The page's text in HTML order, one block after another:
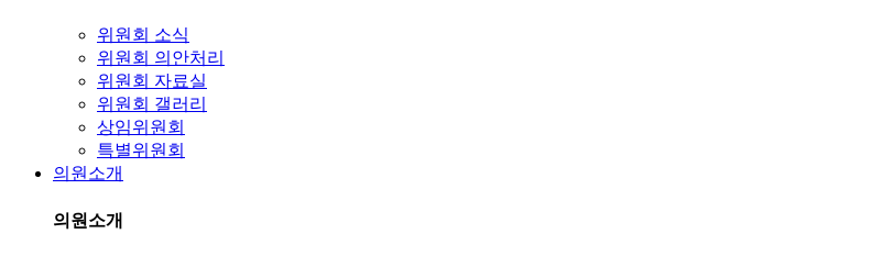
위원회 소식
위원회 의안처리
위원회 자료실
위원회 갤러리
상임위원회
특별위원회
의원소개
의원소개